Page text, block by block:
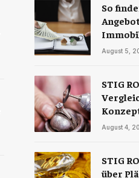
So
August 5,
STIG
August 4,
STIG
über